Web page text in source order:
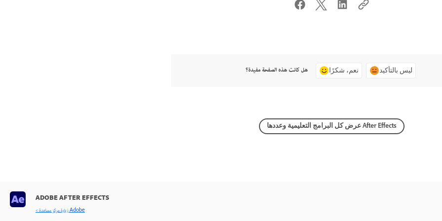
هل كانت هذه الصفحة مفيدة؟ نعم، شكرًا ليس بالتأكيد
عرض كل البرامج التعليمية وعددها After Effects
ADOBE AFTER EFFECTS
< زيارة مركز مساعدة Adobe